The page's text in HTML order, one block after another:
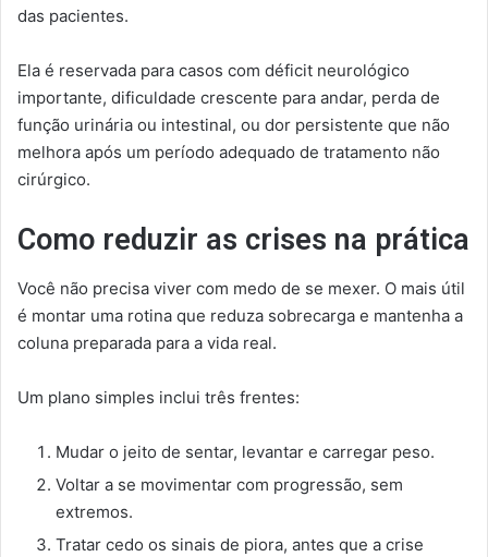
das pacientes.
Ela é reservada para casos com déficit neurológico
importante, dificuldade crescente para andar, perda de
função urinária ou intestinal, ou dor persistente que não
melhora após um período adequado de tratamento não
cirúrgico.
Como reduzir as crises na prática
Você não precisa viver com medo de se mexer. O mais útil
é montar uma rotina que reduza sobrecarga e mantenha a
coluna preparada para a vida real.
Um plano simples inclui três frentes:
Mudar o jeito de sentar, levantar e carregar peso.
Voltar a se movimentar com progressão, sem
extremos.
Tratar cedo os sinais de piora, antes que a crise